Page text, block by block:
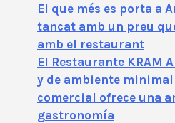
El que més es porta a
tancat amb un preu
amb el restaurant
El Restaurante KRAM
y de ambiente
comercial ofrece una
gastronomía